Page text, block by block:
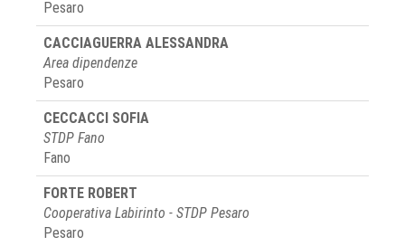
Pesaro
CACCIAGUERRA ALESSANDRA
Area dipendenze
Pesaro
CECCACCI SOFIA
STDP Fano
Fano
FORTE ROBERT
Cooperativa Labirinto - STDP Pesaro
Pesaro